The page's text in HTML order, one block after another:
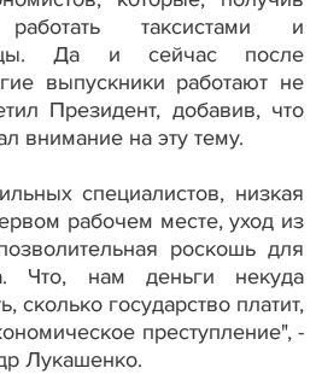
таксистами и
Да и сейчас после
выпускники работают не
Президент, добавив, что
внимание на эту тему.
специалистов, низкая
рабочем месте, уход из
роскошь для
Что, нам деньги некуда
сколько государство платит,
преступление", -
Лукашенко.